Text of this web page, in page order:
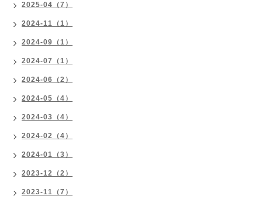
2025-04（7）
2024-11（1）
2024-09（1）
2024-07（1）
2024-06（2）
2024-05（4）
2024-03（4）
2024-02（4）
2024-01（3）
2023-12（2）
2023-11（7）